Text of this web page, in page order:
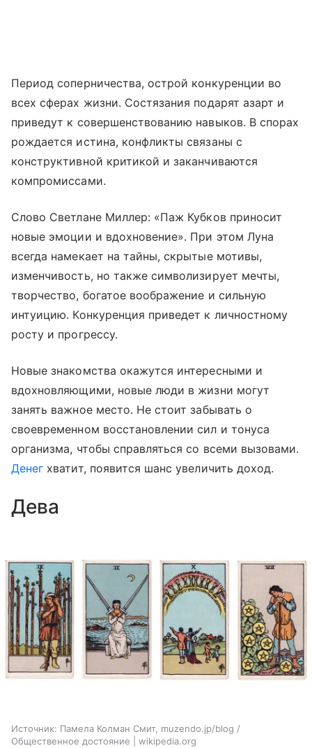
Период соперничества, острой конкуренции во
всех сферах жизни. Состязания подарят азарт и
приведут к совершенствованию навыков. В спорах
рождается истина, конфликты связаны с
конструктивной критикой и заканчиваются
компромиссами.
Слово Светлане Миллер: «Паж Кубков приносит
новые эмоции и вдохновение». При этом Луна
всегда намекает на тайны, скрытые мотивы,
изменчивость, но также символизирует мечты,
творчество, богатое воображение и сильную
интуицию. Конкуренция приведет к личностному
росту и прогрессу.
Новые знакомства окажутся интересными и
вдохновляющими, новые люди в жизни могут
занять важное место. Не стоит забывать о
своевременном восстановлении сил и тонуса
организма, чтобы справляться со всеми вызовами.
Денег хватит, появится шанс увеличить доход.
Дева
Источник: Памела Колман Смит, muzendo.jp/blog /
Общественное достояние | wikipedia.org